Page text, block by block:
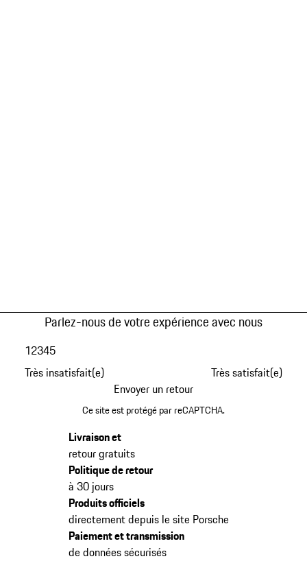
Parlez-nous de votre expérience avec nous
Très insatisfait(e)
12345
Très satisfait(e)
Envoyer un retour
Ce site est protégé par reCAPTCHA.
Livraison et
retour gratuits
Politique de retour
à 30 jours
Produits officiels
directement depuis le site Porsche
Paiement et transmission
de données sécurisés